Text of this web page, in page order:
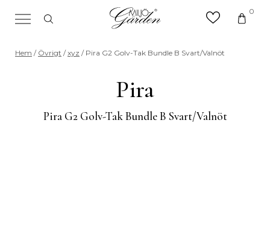
0
Sök efter valfri produkt eller
kategori
Hem / Övrigt /xyz / Pira G2 Golv-Tak Bundle B Svart/Valnöt
Pira
Pira G2 Golv-Tak Bundle B Svart/Valnöt